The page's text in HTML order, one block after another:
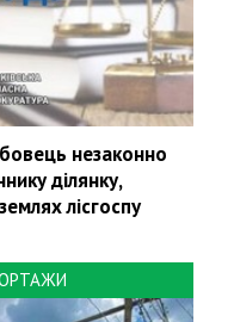
незаконно
ділянку,
лісгоспу